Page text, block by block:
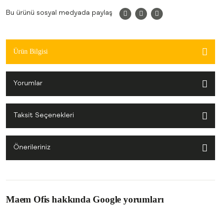
Bu ürünü sosyal medyada paylaş
Ürün Bilgisi
Yorumlar
Taksit Seçenekleri
Önerileriniz
Maem Ofis hakkında Google yorumları